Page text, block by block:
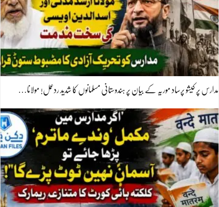
مدارس پر کیشو پرساد موریہ کے بیان پر ہندوستانی مسلمانوں کا شدید ردعمل! مولانا…